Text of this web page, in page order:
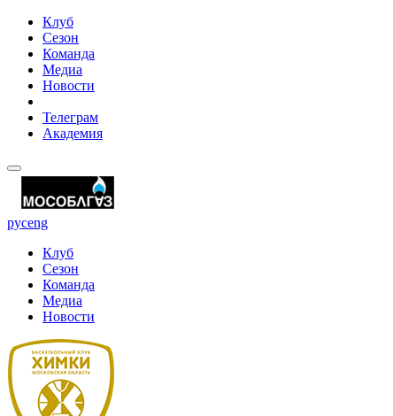
Клуб
Сезон
Команда
Медиа
Новости
Телеграм
Академия
русeng
Клуб
Сезон
Команда
Медиа
Новости